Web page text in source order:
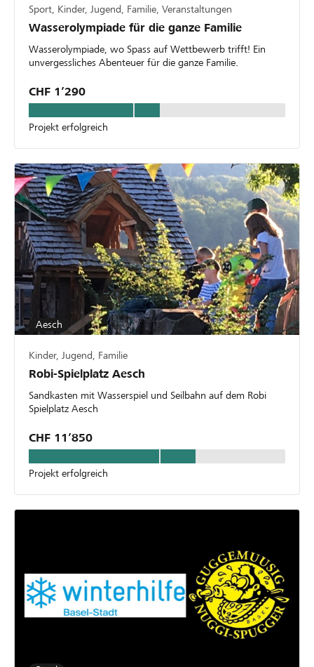
Sport, Kinder, Jugend, Familie, Veranstaltungen
Wasserolympiade für die ganze Familie
Wasserolympiade, wo Spass auf Wettbewerb trifft! Ein
unvergessliches Abenteuer für die ganze Familie.
CHF 1’290
Projekt erfolgreich
Aesch
Kinder, Jugend, Familie
Robi-Spielplatz Aesch
Sandkasten mit Wasserspiel und Seilbahn auf dem Robi
Spielplatz Aesch
CHF 11’850
Projekt erfolgreich